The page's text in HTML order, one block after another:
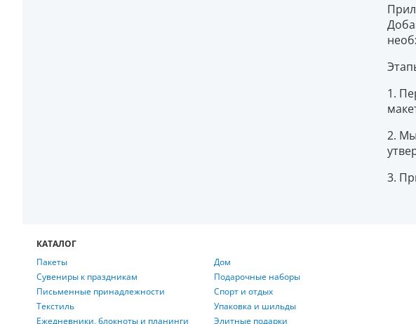
1.
2.
3.
КАТАЛОГ
Пакеты
Сувениры к праздникам
Письменные принадлежности
Текстиль
Ежедневники, блокноты и планинги
Дом
Подарочные наборы
Спорт и отдых
Упаковка и шильды
Элитные подарки